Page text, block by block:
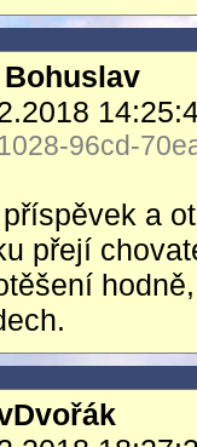
96cd-
a
přejí